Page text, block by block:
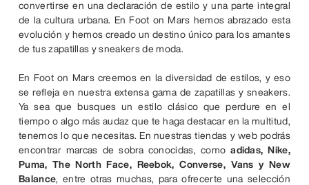
convertirse en una declaración de estilo y una parte integral
de la cultura urbana. En Foot on Mars hemos abrazado esta
evolución y hemos creado un destino único para los amantes
de tus zapatillas y sneakers de moda.
En Foot on Mars creemos en la diversidad de estilos, y eso
se refleja en nuestra extensa gama de zapatillas y sneakers.
Ya sea que busques un estilo clásico que perdure en el
tiempo o algo más audaz que te haga destacar en la multitud,
tenemos lo que necesitas. En nuestras tiendas y web podrás
encontrar marcas de sobra conocidas, comoadidas, Nike,
Puma, The North Face, Reebok, Converse, Vans y New
Balance, entre otras muchas, para ofrecerte una selección